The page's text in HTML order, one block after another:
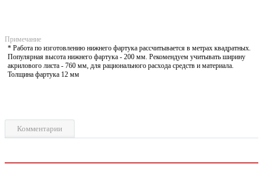
Примечание
* Работа по изготовлению нижнего фартука рассчитывается в метрах квадратных.
Популярная высота нижнего фартука - 200 мм. Рекомендуем учитывать ширину
акрилового листа - 760 мм, для рационального расхода средств и материала.
Толщина фартука 12 мм
Комментарии